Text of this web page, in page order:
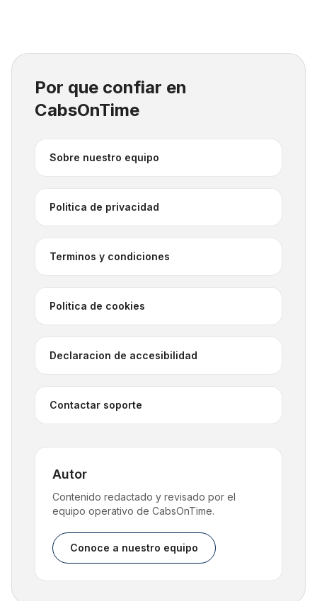
Por que confiar en
CabsOnTime
Sobre nuestro equipo
Politica de privacidad
Terminos y condiciones
Politica de cookies
Declaracion de accesibilidad
Contactar soporte
Autor
Contenido redactado y revisado por el
equipo operativo de CabsOnTime.
Conoce a nuestro equipo